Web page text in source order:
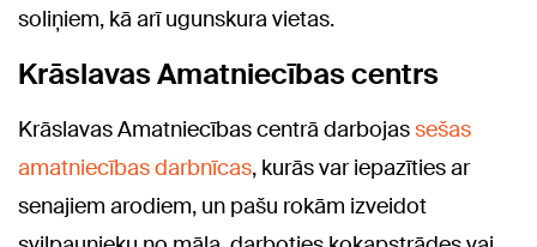
soliņiem, kā arī ugunskura vietas.
Krāslavas Amatniecības centrs
Krāslavas Amatniecības centrā darbojassešas
amatniecības darbnīcas, kurās var iepazīties ar
senajiem arodiem, un pašu rokām izveidot